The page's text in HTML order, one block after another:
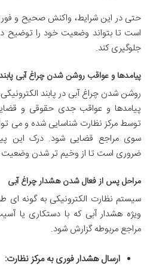
حتی در این شرایط، واکنش صحیح و
است تا بتواند وضعیت خود را توضیح
جلوگیری کند.
پیامدها و عواقب روشن شدن چراغ آبی
روشن شدن چراغ آبی در پابند
پیامدها و عواقب جدی حقوقی و
توسط مرکز نظارت شناسایی شده و می
سوی مراجع قضایی شود. درک این
ضروری است تا از وخیم تر شدن وضعیت
مراحل پس از فعال شدن هشدار چراغ آبی
سیستم نظارت الکترونیکی به گونه ای
ویژه هشدار آبی که با دستکاری یا
مراجع مربوطه گزارش شود.
ارسال هشدار فوری به مرکز نظارت: